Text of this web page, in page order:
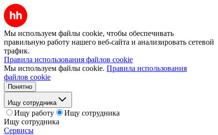
Мы используем файлы cookie, чтобы обеспечивать
правильную работу нашего веб-сайта и анализировать сетевой
трафик.
Правила использования файлов cookie
Мы используем файлы cookie. Правила использования
файлов cookie
Понятно
Ищу сотрудника
Ищу работу
Ищу сотрудника
Ищу сотрудника
Сервисы